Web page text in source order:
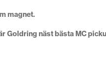
magnet.
Goldring näst bästa MC